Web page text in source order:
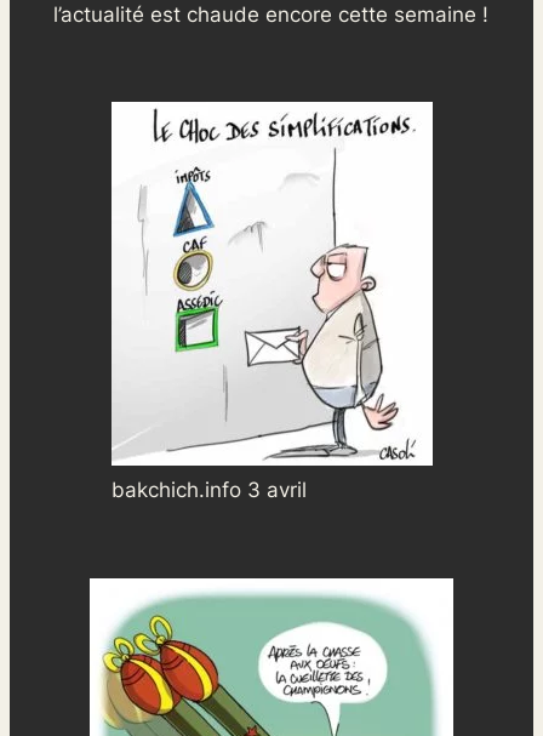
l’actualité est chaude encore cette semaine !
bakchich.info 3 avril